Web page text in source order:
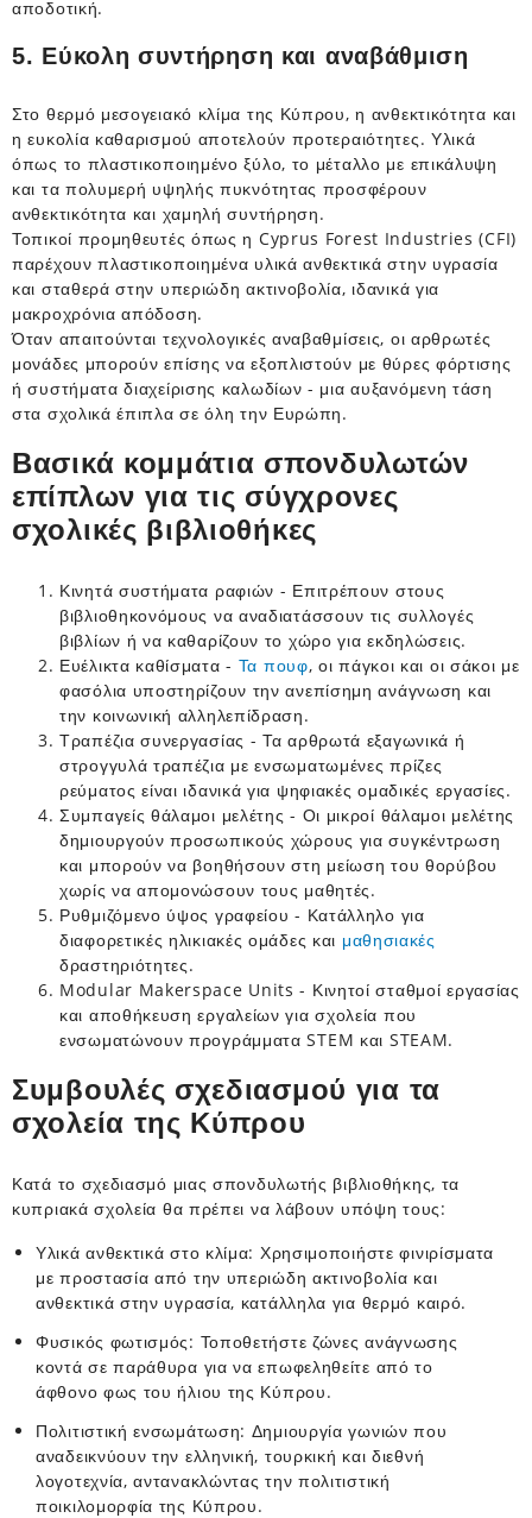
αποδοτική.
5. Εύκολη συντήρηση και αναβάθμιση
Στο θερμό μεσογειακό κλίμα της Κύπρου, η ανθεκτικότητα και
η ευκολία καθαρισμού αποτελούν προτεραιότητες. Υλικά
όπως το πλαστικοποιημένο ξύλο, το μέταλλο με επικάλυψη
και τα πολυμερή υψηλής πυκνότητας προσφέρουν
ανθεκτικότητα και χαμηλή συντήρηση.
Τοπικοί προμηθευτές όπως η Cyprus Forest Industries (CFI)
παρέχουν πλαστικοποιημένα υλικά ανθεκτικά στην υγρασία
και σταθερά στην υπεριώδη ακτινοβολία, ιδανικά για
μακροχρόνια απόδοση.
Όταν απαιτούνται τεχνολογικές αναβαθμίσεις, οι αρθρωτές
μονάδες μπορούν επίσης να εξοπλιστούν με θύρες φόρτισης
ή συστήματα διαχείρισης καλωδίων - μια αυξανόμενη τάση
στα σχολικά έπιπλα σε όλη την Ευρώπη.
Βασικά κομμάτια σπονδυλωτών
επίπλων για τις σύγχρονες
σχολικές βιβλιοθήκες
Κινητά συστήματα ραφιών - Επιτρέπουν στους
βιβλιοθηκονόμους να αναδιατάσσουν τις συλλογές
βιβλίων ή να καθαρίζουν το χώρο για εκδηλώσεις.
Ευέλικτα καθίσματα - Τα πουφ, οι πάγκοι και οι σάκοι με
φασόλια υποστηρίζουν την ανεπίσημη ανάγνωση και
την κοινωνική αλληλεπίδραση.
Τραπέζια συνεργασίας - Τα αρθρωτά εξαγωνικά ή
στρογγυλά τραπέζια με ενσωματωμένες πρίζες
ρεύματος είναι ιδανικά για ψηφιακές ομαδικές εργασίες.
Συμπαγείς θάλαμοι μελέτης - Οι μικροί θάλαμοι μελέτης
δημιουργούν προσωπικούς χώρους για συγκέντρωση
και μπορούν να βοηθήσουν στη μείωση του θορύβου
χωρίς να απομονώσουν τους μαθητές.
Ρυθμιζόμενο ύψος γραφείου - Κατάλληλο για
διαφορετικές ηλικιακές ομάδες και μαθησιακές
δραστηριότητες.
Modular Makerspace Units - Κινητοί σταθμοί εργασίας
και αποθήκευση εργαλείων για σχολεία που
ενσωματώνουν προγράμματα STEM και STEAM.
Συμβουλές σχεδιασμού για τα
σχολεία της Κύπρου
Κατά το σχεδιασμό μιας σπονδυλωτής βιβλιοθήκης, τα
κυπριακά σχολεία θα πρέπει να λάβουν υπόψη τους:
Υλικά ανθεκτικά στο κλίμα: Χρησιμοποιήστε φινιρίσματα
με προστασία από την υπεριώδη ακτινοβολία και
ανθεκτικά στην υγρασία, κατάλληλα για θερμό καιρό.
Φυσικός φωτισμός: Τοποθετήστε ζώνες ανάγνωσης
κοντά σε παράθυρα για να επωφεληθείτε από το
άφθονο φως του ήλιου της Κύπρου.
Πολιτιστική ενσωμάτωση: Δημιουργία γωνιών που
αναδεικνύουν την ελληνική, τουρκική και διεθνή
λογοτεχνία, αντανακλώντας την πολιτιστική
ποικιλομορφία της Κύπρου.